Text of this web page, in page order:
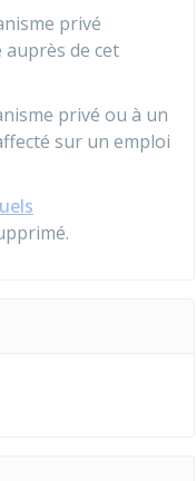
privé
de cet
privé ou à un
sur un emploi